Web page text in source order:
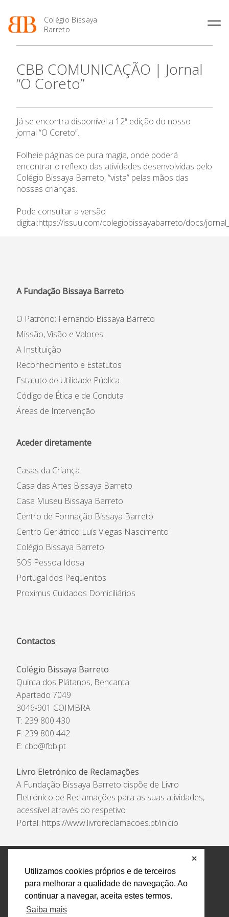
Utilizamos cookies próprios e de terceiros
para melhorar a qualidade de navegação. Ao
continuar a navegar, aceita estes termos.
Saiba mais
✕
Colégio Bissaya
Barreto
O Colégio
Projeto Educativo
Organização
Colaboradores Não
Docentes
Ofertas de emprego
Regulamentos
Jornal “O Coreto”
Oferta Formativa
Enriquecimento Curricular
Oferta Curricular
Sala de Estudo
Letiva
Academia de LínguasEnsino Profissional
Profissionais
Matrículas
Termalismo
Curso de Técnico/a de Apoio
Ofertas de Emprego
Ano Letivo
2027
Calendários
de Educação
SIGE
Secretariado de Exames
Admissão
Notícias
CBB COMUNICAÇÃO | Jornal
“O Coreto”
Já se encontra disponível a 12ª edição do nosso
jornal “O Coreto”.
Folheie páginas de pura magia, onde poderá
encontrar o reflexo das atividades desenvolvidas pelo
Colégio Bissaya Barreto, “vista” pelas mãos das
nossas crianças.
Pode consultar a versão
digital:https://issuu.com/colegiobissayabarreto/docs/
A Fundação Bissaya Barreto
O Patrono: Fernando Bissaya Barreto
Missão, Visão e Valores
A Instituição
Reconhecimento e Estatutos
Estatuto de Utilidade Pública
Código de Ética e de Conduta
Áreas de Intervenção
Aceder diretamente
Casas da Criança
Casa das Artes Bissaya Barreto
Casa Museu Bissaya Barreto
Centro de Formação Bissaya Barreto
Centro Geriátrico Luís Viegas Nascimento
Colégio Bissaya Barreto
SOS Pessoa Idosa
Portugal dos Pequenitos
Proximus Cuidados Domiciliários
Contactos
Colégio Bissaya Barreto
Quinta dos Plátanos, Bencanta
Apartado 7049
3046-901 COIMBRA
T: 239 800 430
F: 239 800 442
E: cbb@fbb.pt
Livro Eletrónico de Reclamações
A Fundação Bissaya Barreto dispõe de Livro
Eletrónico de Reclamações para as suas atividades,
acessível através do respetivo
Portal: https://www.livroreclamacoes.pt/inicio
Política de Privacidade e Tratamento de Dados
Encarregado de Proteção de Dados
Livro Eletrónico
de Reclamações
Canal de Denúncias
Todos os direitos reservados Design by AM. Developed by